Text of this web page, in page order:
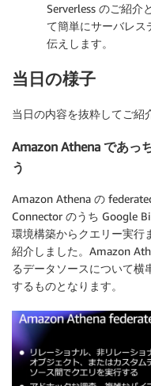
Serverless のご紹介
て簡単にサーバレス
伝えします。
当日の様子
当日の内容を抜粋してご紹
Amazon Athena であっ
う
Amazon Athena の
Connector のうち Google
環境構築からクエリー実行
紹介しました。Amazon
るデータソースについて横
するものとなります。